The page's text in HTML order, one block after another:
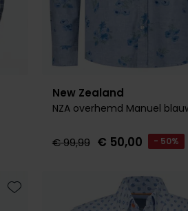
New Zealand
NZA overhemd Manuel
€ 99,99 € 50,00 - 50%
Toevoegen aan favorieten